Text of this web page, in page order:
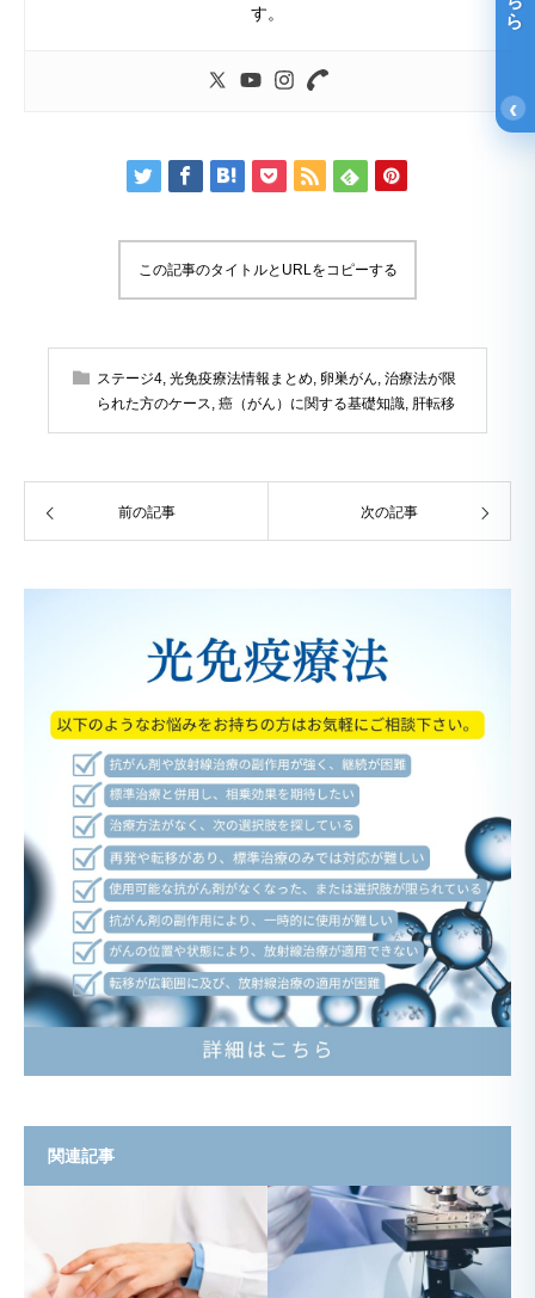
す。
この記事のタイトルとURLをコピーする
ステージ4 光免疫療法情報まとめ 卵巣がん 治療法が限
られた方のケース 癌（がん）に関する基礎知識 肝転移
前の記事 次の記事
関連記事
‹